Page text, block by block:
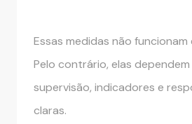
Essas medidas não
Pelo contrário, elas
supervisão, indicadores e
claras.